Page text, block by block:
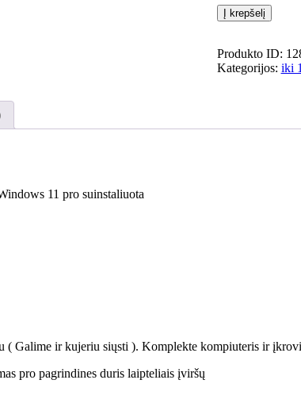
produkto
kiekis:
ProBook
640
Į krepšelį
Produkto ID:
Kategorijos: iki
11 pro suinstaliuota
( Galime ir kujeriu siųsti ). Komplekte kompiuteris ir
pro pagrindines duris laipteliais įviršų